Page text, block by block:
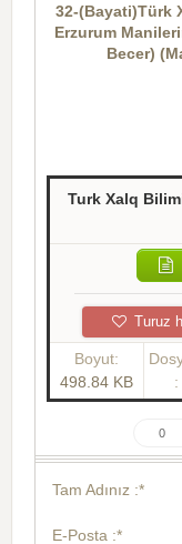
32-(Bayati)Türk
Erzurum
Becer)
Turk Xalq
Turuz
Boyut:
498.84 KB
:
0
Tam Adınız :*
E-Posta :*